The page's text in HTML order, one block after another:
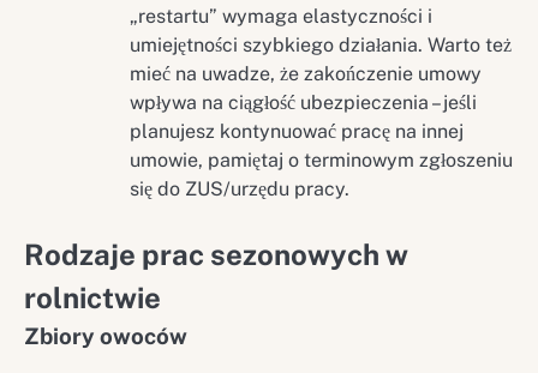
„restartu” wymaga elastyczności i
umiejętności szybkiego działania. Warto też
mieć na uwadze, że zakończenie umowy
wpływa na ciągłość ubezpieczenia – jeśli
planujesz kontynuować pracę na innej
umowie, pamiętaj o terminowym zgłoszeniu
się do ZUS/urzędu pracy.
Rodzaje prac sezonowych w
rolnictwie
Zbiory owoców